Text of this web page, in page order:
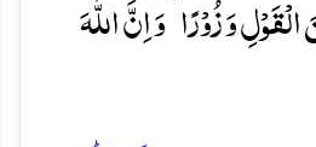
وَ زُوۡرًا ؕ وَ اِنَّ اللّٰہَ